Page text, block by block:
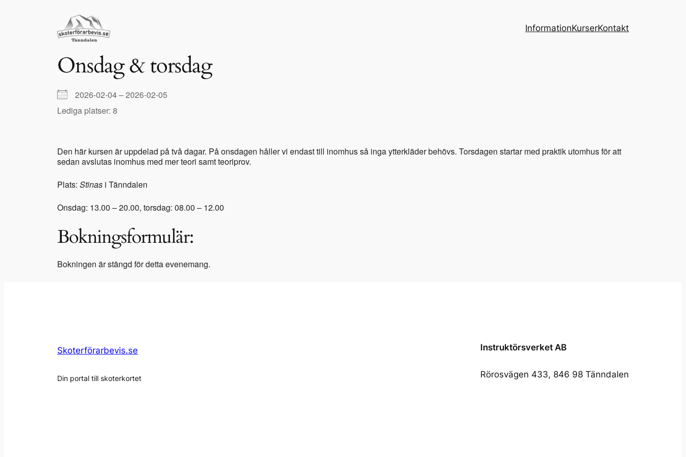
InformationKurserKontakt
Onsdag & torsdag
2026-02-04 – 2026-02-05
Lediga platser: 8
Den här kursen är uppdelad på två dagar. På onsdagen håller vi endast till inomhus så inga ytterkläder behövs. Torsdagen startar med praktik utomhus för att
sedan avslutas inomhus med mer teori samt teoriprov.
Plats: Stinas i Tänndalen
Onsdag: 13.00 – 20.00, torsdag: 08.00 – 12.00
Bokningsformulär:
Bokningen är stängd för detta evenemang.
Skoterförarbevis.se
Din portal till skoterkortet
Instruktörsverket AB
Rörosvägen 433, 846 98 Tänndalen